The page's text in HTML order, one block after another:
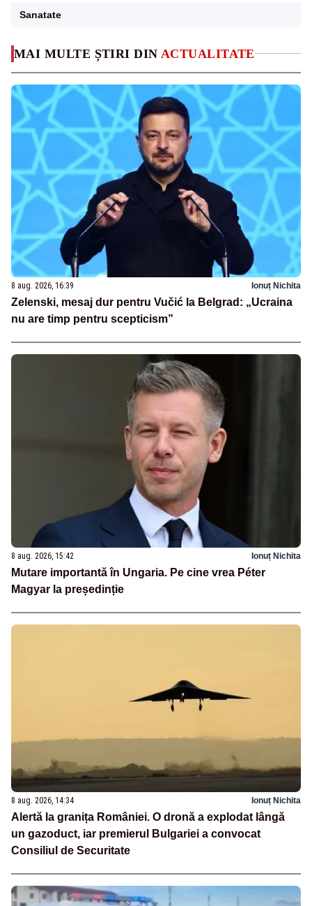
MAI MULTE ȘTIRI DIN ACTUALITATE
8 aug. 2026, 16:39 Ionuț Nichita
Zelenski, mesaj dur pentru Vučić la Belgrad: „Ucraina
nu are timp pentru scepticism”
8 aug. 2026, 15:42 Ionuț Nichita
Mutare importantă în Ungaria. Pe cine vrea Péter
Magyar la președinție
8 aug. 2026, 14:34 Ionuț Nichita
Alertă la granița României. O dronă a explodat lângă
un gazoduct, iar premierul Bulgariei a convocat
Consiliul de Securitate
Sanatate